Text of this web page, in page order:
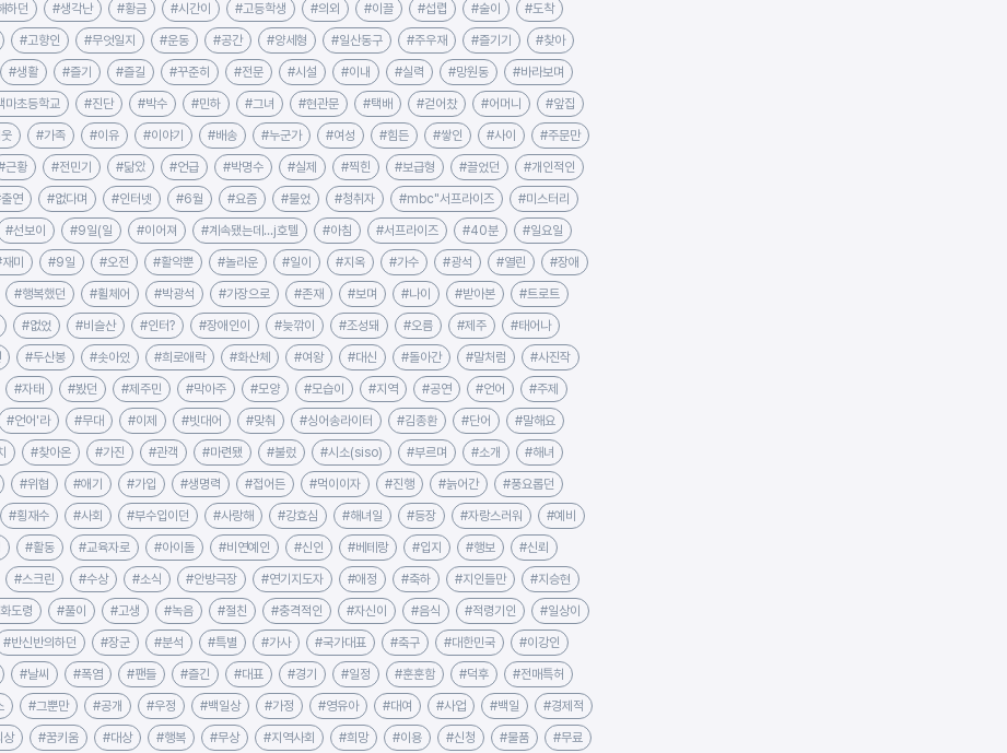
하던 #생각난 #황금 #시간이 #고등학생 #의외 #이끌 #섭렵 #술이 #도착
#고향인 #무엇일지 #운동 #공간 #양세형 #일산동구 #주우재 #즐기기 #찾아
#생활 #즐기 #즐길 #꾸준히 #전문 #시설 #이내 #실력 #망원동 #바라보며
마초등학교 #진단 #박수 #민하 #그녀 #현관문 #택배 #걷어찼 #어머니 #앞집
#가족 #이유 #이야기 #배송 #누군가 #여성 #힘든 #쌓인 #사이 #주문만
근황 #전민기 #닮았 #언급 #박명수 #실제 #찍힌 #보급형 #끌었던 #개인적인
연 #없다며 #인터넷 #6월 #요즘 #물었 #청취자 #mbc"서프라이즈 #미스터리
#선보이 #9일(일 #이어져 #계속됐는데...j호텔 #아침 #서프라이즈 #40분 #일요일
미 #9일 #오전 #활약뿐 #놀라운 #일이 #지옥 #가수 #광석 #열린 #장애
#행복했던 #휠체어 #박광석 #가장으로 #존재 #보며 #나이 #받아본 #트로트
#없었 #비슬산 #인터? #장애인이 #늦깎이 #조성돼 #오름 #제주 #태어나
#두산봉 #솟아있 #희로애락 #화산체 #여왕 #대신 #돌아간 #말처럼 #사진작
#자태 #봤던 #제주민 #막아주 #모양 #모습이 #지역 #공연 #언어 #주제
#언어'라 #무대 #이제 #빗대어 #맞춰 #싱어송라이터 #김종환 #단어 #말해요
#찾아온 #가진 #관객 #마련됐 #불렀 #시소(siso) #부르며 #소개 #해녀
#위협 #애기 #가입 #생명력 #접어든 #먹이이자 #진행 #늙어간 #풍요롭던
#횡재수 #사회 #부수입이던 #사랑해 #강효심 #해녀일 #등장 #자랑스러워 #예비
#활동 #교육자로 #아이돌 #비연예인 #신인 #베테랑 #입지 #행보 #신뢰
#스크린 #수상 #소식 #안방극장 #연기지도자 #애정 #축하 #지인들만 #지승현
도령 #풀이 #고생 #녹음 #절친 #충격적인 #자신이 #음식 #적령기인 #일상이
#반신반의하던 #장군 #분석 #특별 #가사 #국가대표 #축구 #대한민국 #이강인
#날씨 #폭염 #팬들 #즐긴 #대표 #경기 #일정 #훈훈함 #덕후 #전매특허
#그뿐만 #공개 #우정 #백일상 #가정 #영유아 #대여 #사업 #백일 #경제적
상 #꿈키움 #대상 #행복 #무상 #지역사회 #희망 #이용 #신청 #물품 #무료